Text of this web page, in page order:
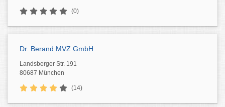
(0)
Dr. Berand MVZ GmbH
Landsberger Str. 191
80687 München
(14)